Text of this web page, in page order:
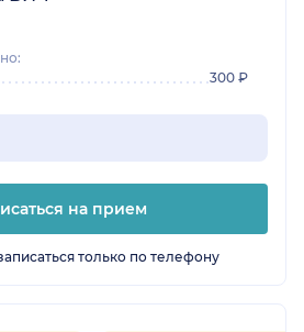
300 ₽
на прием
только по телефону